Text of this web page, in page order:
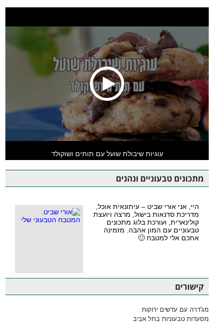
עוגיות שיבולת שועל עם תותים ושוקולד
מתכונים טבעוניים ונהנים
היי, אני אורי שביט – עיתונאית אוכל,
מדריכת סדנאות בישול, מרצה ויועצת
קולינארית, ועורכת בלוג מתכונים
טבעוניים עם המון אהבה. מזמינה
אתכם אלי למטבח 🙂
קישורים
מג'דרה עם עדשים ירוקות
מסעדות טבעוניות בתל אביב